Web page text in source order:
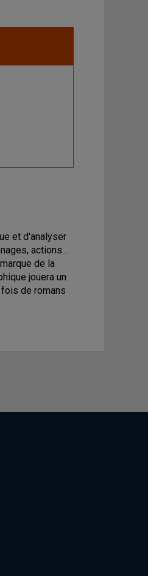
et d'analyser
actions...
de la
jouera un
de romans